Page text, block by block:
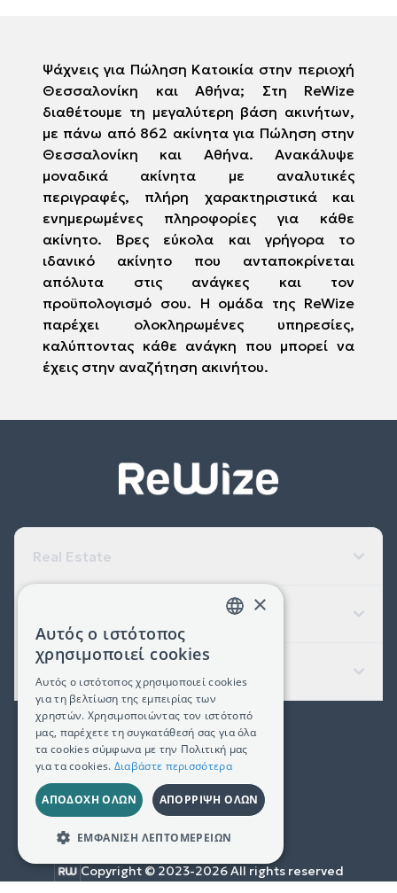
Ψάχνεις για Πώληση Κατοικία στην περιοχή
Θεσσαλονίκη και Αθήνα; Στη ReWize
διαθέτουμε τη μεγαλύτερη βάση ακινήτων,
με πάνω από 862 ακίνητα για Πώληση στην
Θεσσαλονίκη και Αθήνα. Ανακάλυψε
μοναδικά ακίνητα με αναλυτικές
περιγραφές, πλήρη χαρακτηριστικά και
ενημερωμένες πληροφορίες για κάθε
ακίνητο. Βρες εύκολα και γρήγορα το
ιδανικό ακίνητο που ανταποκρίνεται
απόλυτα στις ανάγκες και τον
προϋπολογισμό σου. Η ομάδα της ReWize
παρέχει ολοκληρωμένες υπηρεσίες,
καλύπτοντας κάθε ανάγκη που μπορεί να
έχεις στην αναζήτηση ακινήτου.
Real Estate
(+30) 2311 24.15.60
FacebookInstagram
Γ.Ε.ΜΗ. 181367406000
Copyright © 2023-2026All rights reserved
×
Αυτός ο ιστότοπος
χρησιμοποιεί cookies
Αυτός ο ιστότοπος χρησιμοποιεί cookies
για τη βελτίωση της εμπειρίας των
χρηστών. Χρησιμοποιώντας τον ιστότοπό
μας, παρέχετε τη συγκατάθεσή σας για όλα
τα cookies σύμφωνα με την Πολιτική μας
για τα cookies. Διαβάστε περισσότερα
ΑΠΟΔΟΧΉ ΌΛΩΝ ΑΠΌΡΡΙΨΗ ΌΛΩΝ
ΕΜΦΆΝΙΣΗ ΛΕΠΤΟΜΕΡΕΙΏΝ